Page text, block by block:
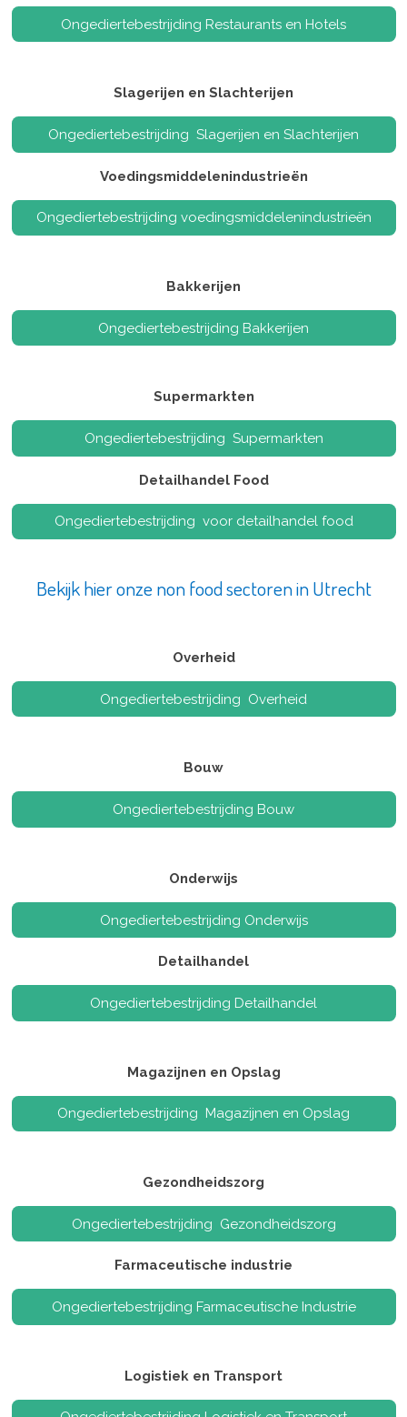
Ongediertebestrijding Restaurants en Hotels
Slagerijen en Slachterijen
Ongediertebestrijding Slagerijen en Slachterijen
Voedingsmiddelenindustrieën
Ongediertebestrijding voedingsmiddelenindustrieën
Bakkerijen
Ongediertebestrijding Bakkerijen
Supermarkten
Ongediertebestrijding Supermarkten
Detailhandel Food
Ongediertebestrijding voor detailhandel food
Bekijk hier onze non food sectoren in Utrecht
Overheid
Ongediertebestrijding Overheid
Bouw
Ongediertebestrijding Bouw
Onderwijs
Ongediertebestrijding Onderwijs
Detailhandel
Ongediertebestrijding Detailhandel
Magazijnen en Opslag
Ongediertebestrijding Magazijnen en Opslag
Gezondheidszorg
Ongediertebestrijding Gezondheidszorg
Farmaceutische industrie
Ongediertebestrijding Farmaceutische Industrie
Logistiek en Transport